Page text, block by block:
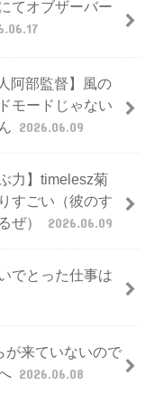
てオブザーバー
阿部監督】風の
モードじゃない
2026.06.09
力】timelesz菊
すごい（彼のす
ぜ）
2026.06.09
でとった仕事は
が来ていないので
2026.06.08